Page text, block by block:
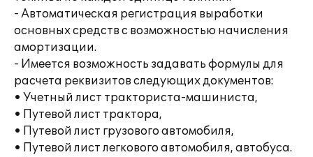
- Автоматическая регистрация выработки
основных средств с возможностью начисления
амортизации.
- Имеется возможность задавать формулы для
расчета реквизитов следующих документов:
• Учетный лист тракториста-машиниста,
• Путевой лист трактора,
• Путевой лист грузового автомобиля,
• Путевой лист легкового автомобиля, автобуса.